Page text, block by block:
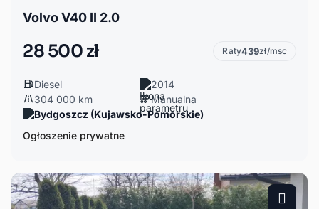
Volvo V40 II 2.0
28 500 zł Raty439zł/msc
Diesel
2014
304 000 km
Manualna
Bydgoszcz (Kujawsko-Pomorskie)
Ogłoszenie prywatne